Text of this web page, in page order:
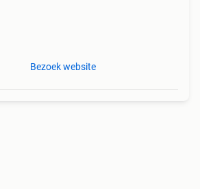
Bezoek website